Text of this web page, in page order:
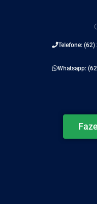
Telefone:
Whatsapp: